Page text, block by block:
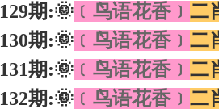
129期:🌞 ﹝鸟语花香﹞ 二
130期:🌞 ﹝鸟语花香﹞ 二
131期:🌞 ﹝鸟语花香﹞ 二
132期:🌞 ﹝鸟语花香﹞ 二